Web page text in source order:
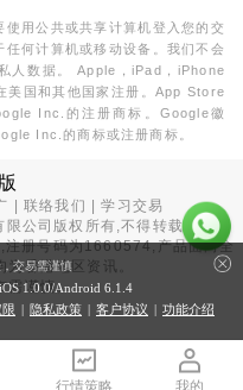
用公共或共享计算机登入您的交
何计算机或移动设备。我们不会
人数据。 Apple，iPad，iPhone
国和其他国家注册。App Store
Inc.的注册商标。Google徽
Inc.的商标或注册商标。
|联络我们 |学习交易
限公司版权所有,不得转载
,注册号码为1660574,产品面向全
香港地区资讯。
需谨慎。
行情策略 我的
交易需谨慎
1.0.0/Android 6.1.4
| 隐私政策 | 客户协议 | 功能介绍